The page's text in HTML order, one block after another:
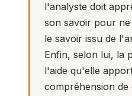
l'analyste doit
son savoir pour
le savoir issu de
Enfin, selon lui, la
l'aide qu'elle
compréhension de